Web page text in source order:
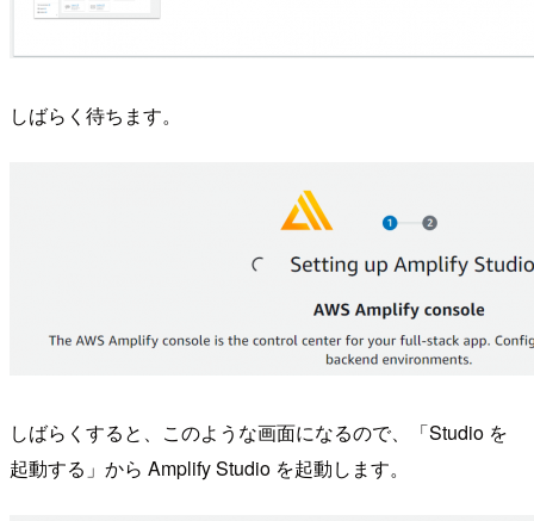
しばらく待ちます。
しばらくすると、このような画面になるので、「Studio を
起動する」から Amplify Studio を起動します。